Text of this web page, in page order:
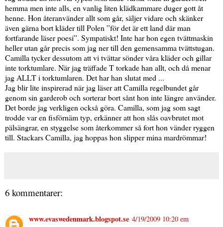
hemma men inte alls, en vanlig liten klädkammare duger gott åt
henne. Hon återanvänder allt som går, säljer vidare och skänker
även gärna bort kläder till Polen ”för det är ett land där man
fortfarande läser poesi”. Sympatiskt! Inte har hon egen tvättmaskin
heller utan går precis som jag ner till den gemensamma tvättstugan.
Camilla tycker dessutom att vi tvättar sönder våra kläder och gillar
inte torktumlare. När jag träffade T torkade han allt, och då menar
jag ALLT i torktumlaren. Det har han slutat med ...
Jag blir lite inspirerad när jag läser att Camilla regelbundet går
genom sin garderob och sorterar bort sånt hon inte längre använder.
Det borde jag verkligen också göra. Camilla, som jag som sagt
trodde var en fisförnäm typ, erkänner att hon slås oavbrutet mot
pälsängrar, en styggelse som återkommer så fort hon vänder ryggen
till. Stackars Camilla, jag hoppas hon slipper mina mardrömmar!
6 kommentarer:
www.evaswedenmark.blogspot.se 4/19/2009 10:20 em